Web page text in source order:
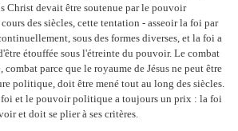
Christ devait être soutenue par le pouvoir
des siècles, cette tentation - asseoir la foi par
sous des formes diverses, et la foi a
étouffée sous l'étreinte du pouvoir. Le combat
parce que le royaume de Jésus ne peut être
politique, doit être mené tout au long des siècles.
et le pouvoir politique a toujours un prix : la foi
et doit se plier à ses critères.